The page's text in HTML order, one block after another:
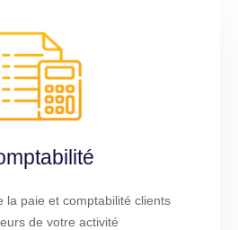
la paie et comptabilité clients
de votre activité